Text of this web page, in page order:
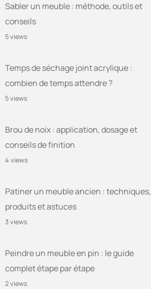
Sabler un meuble : méthode, outils et
conseils
5 views
Temps de séchage joint acrylique :
combien de temps attendre ?
5 views
Brou de noix : application, dosage et
conseils de finition
4 views
Patiner un meuble ancien : techniques,
produits et astuces
3 views
Peindre un meuble en pin : le guide
complet étape par étape
2 views